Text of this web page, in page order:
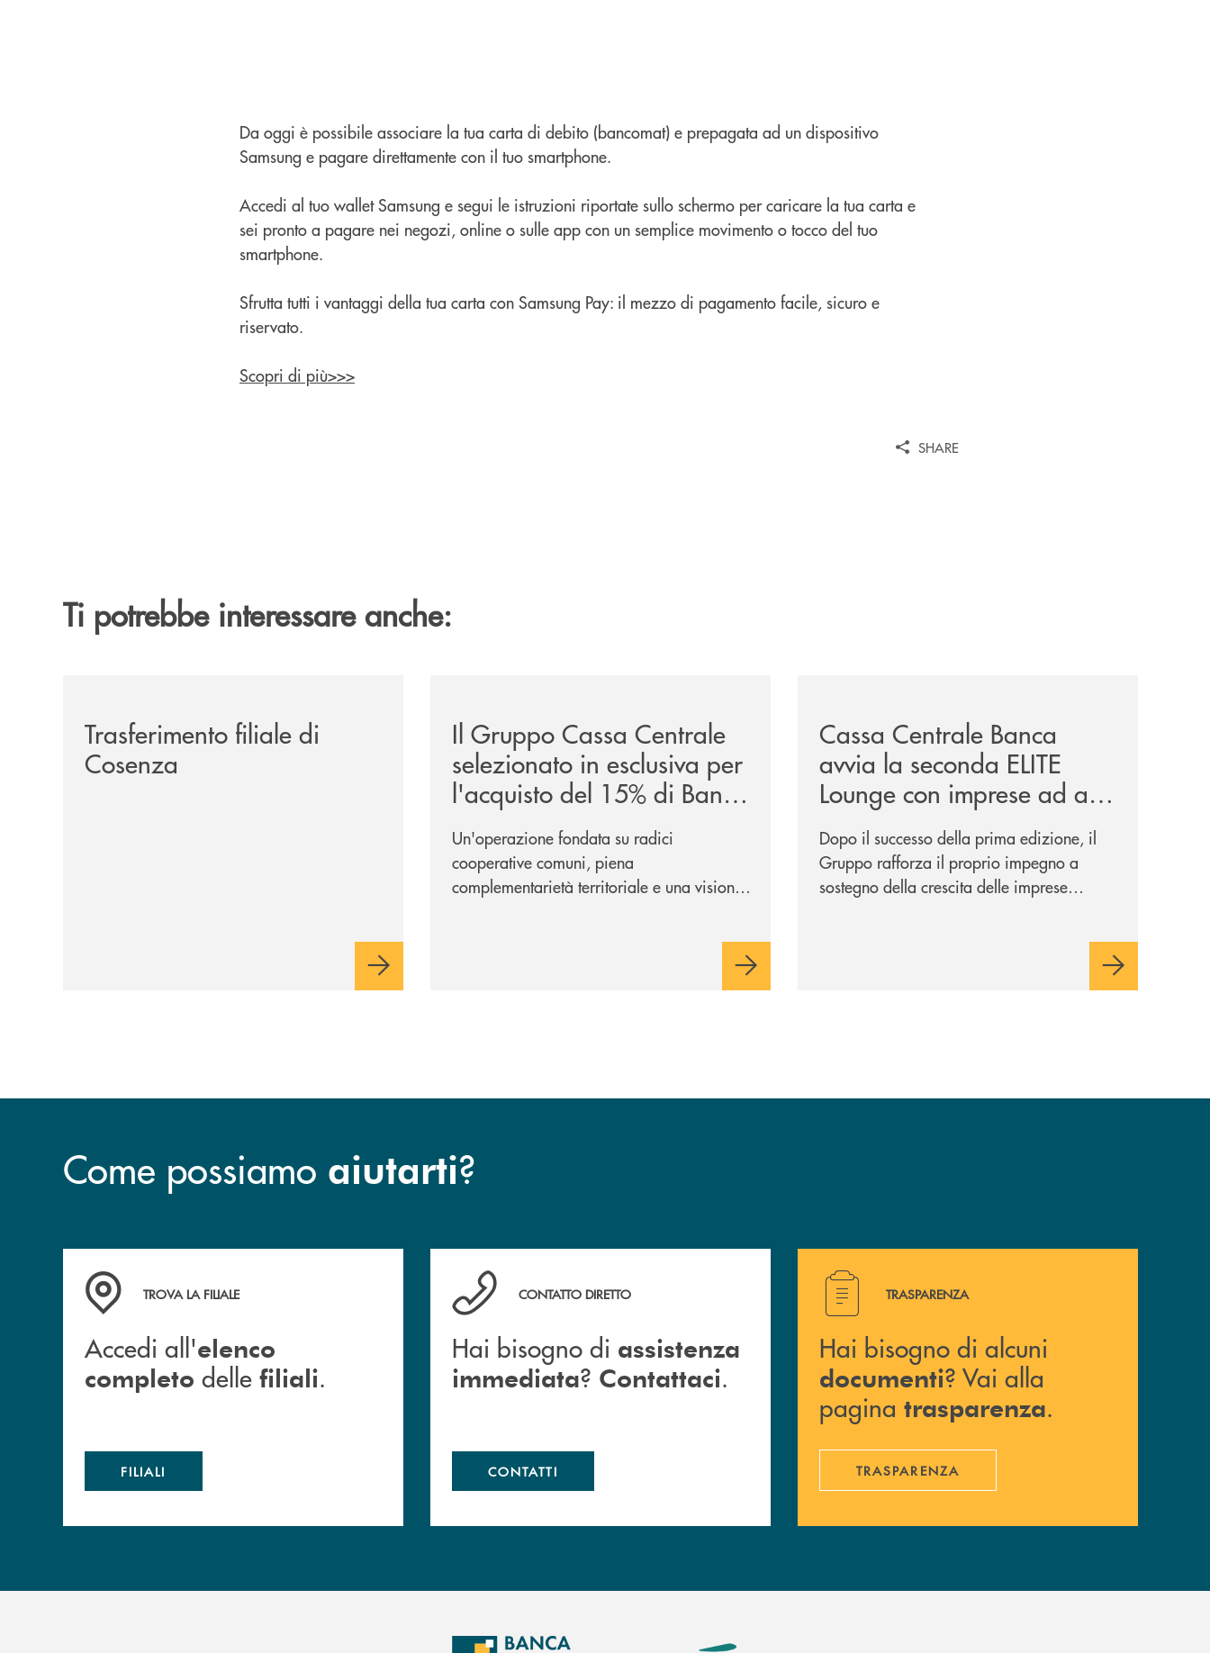
Da oggi è possibile associare la tua carta di debito (bancomat) e prepagata ad un dispositivo
Samsung e pagare direttamente con il tuo smartphone.
Accedi al tuo wallet Samsung e segui le istruzioni riportate sullo schermo per caricare la tua carta e
sei pronto a pagare nei negozi, online o sulle app con un semplice movimento o tocco del tuo
smartphone.
Sfrutta tutti i vantaggi della tua carta con Samsung Pay: il mezzo di pagamento facile, sicuro e
riservato.
Scopri di più>>>
SHARE
Ti potrebbe interessare anche:
Trasferimento filiale di
Cosenza
Il Gruppo Cassa Centrale
selezionato in esclusiva per
l'acquisto del 15% di Banca
Cambiano 1884
Un'operazione fondata su radici
cooperative comuni, piena
complementarietà territoriale e una visione
Cassa Centrale Banca
avvia la seconda ELITE
Lounge con imprese ad alto
potenziale
Dopo il successo della prima edizione, il
Gruppo rafforza il proprio impegno a
sostegno della crescita delle imprese
Come possiamo aiutarti?
Accedi all' elenco completo delle filiali .
TROVA LA FILIALE
Accedi all'elenco
completo delle filiali.
FILIALI
Hai bisogno di assistenza immediata ? Contattaci .
CONTATTO DIRETTO
Hai bisogno di assistenza
immediata? Contattaci.
CONTATTI
Hai bisogno di alcuni documenti ? Vai alla pagina
TRASPARENZA
Hai bisogno di alcuni
documenti? Vai alla
pagina trasparenza.
TRASPARENZA